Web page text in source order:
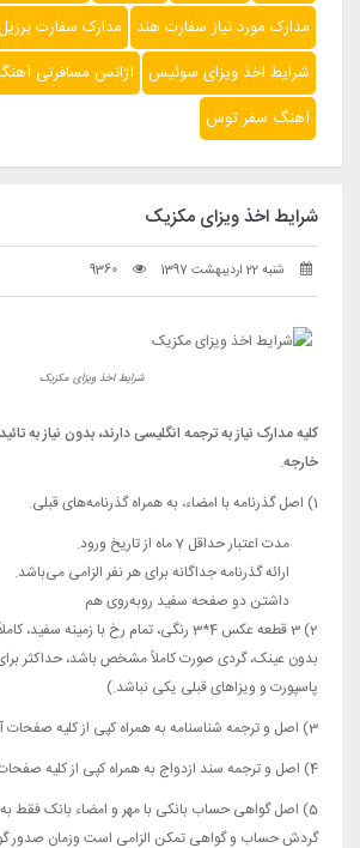
مدارک مورد نیاز سفارت هند
مدارک سفارت
شرایط اخذ ویزای سوئیس آژانس مسافرتی
آهنگ سفر توس
شرایط اخذ ویزای مکزیک
شنبه 22 اردیبهشت 1397 9360
شرایط اخذ ویزای مکزیک
کلیه مدارک نیاز به ترجمه انگلیسی دارند، بدون نیاز به
خارجه.
1) اصل گذرنامه با امضاء، به همراه گذرنامه‌­های قبلی.
مدت اعتبار حداقل 7 ماه از تاریخ ورود.
ارائه گذرنامه جداگانه برای هر نفر الزامی می‌باشد.
داشتن دو صفحه سفید روبه‌روی هم
2) 3 قطعه عکس 4*3 رنگی، تمام رخ با زمینه
پاسپورت و ویزاهای قبلی یکی نباشد.)
3) اصل و ترجمه شناسنامه به همراه کپی از کلیه صفحات آن.
4) اصل و ترجمه سند ازدواج به همراه کپی از کلیه صفحات آن.
5) اصل گواهی حساب بانکی با مهر و امضاء بانک فقط به
گردش حساب و گواهی تمکن الزامی است وزمان صدور